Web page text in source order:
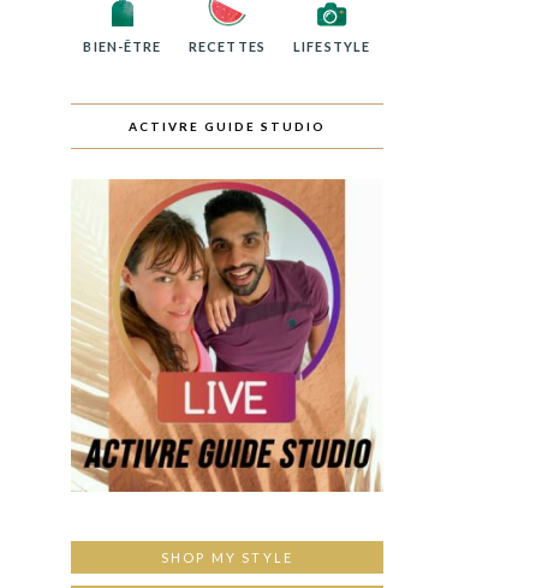
BIEN-ÊTRE RECETTES LIFESTYLE
ACTIVRE GUIDE STUDIO
SHOP MY STYLE